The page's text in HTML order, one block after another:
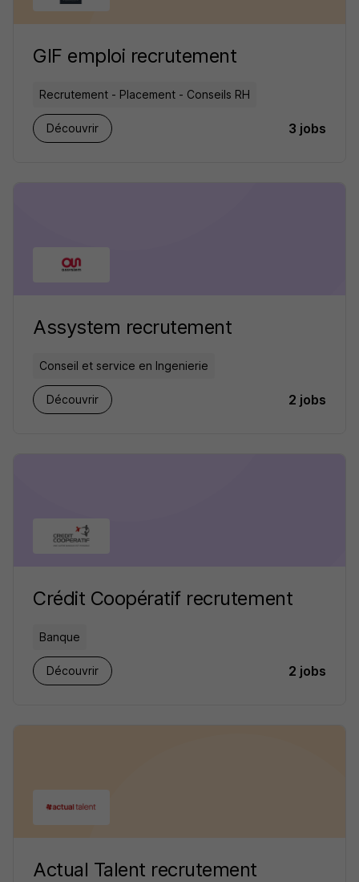
GIF emploi recrutement
Recrutement - Placement - Conseils RH
Découvrir 3 jobs
Assystem recrutement
Conseil et service en Ingenierie
Découvrir 2 jobs
Crédit Coopératif recrutement
Banque
Découvrir 2 jobs
Actual Talent recrutement